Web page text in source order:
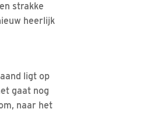
strakke
heerlijk
ligt op
gaat nog
naar het